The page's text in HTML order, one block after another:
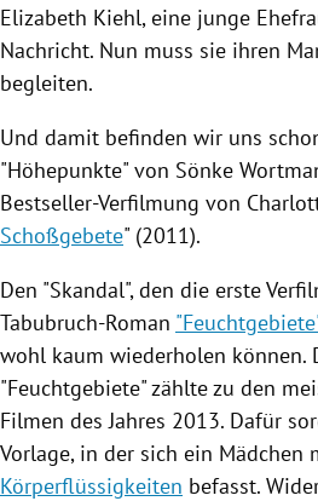
Untermenü
Elizabeth Kiehl, eine junge
Nachricht. Nun muss sie ihren
begleiten.
Und damit befinden wir uns
"Höhepunkte" von Sönke
Bestseller-Verfilmung von
Schoßgebete" (2011).
Den "Skandal", den die erste
Tabubruch-Roman
wohl kaum wiederholen können.
"Feuchtgebiete" zählte zu den
Filmen des Jahres 2013. Dafür
Vorlage, in der sich ein Mädchen
Körperflüssigkeiten befasst.